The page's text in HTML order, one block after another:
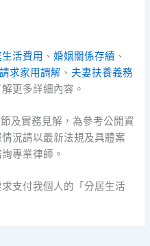
活費用 、婚姻關係存續 、
請求家用調解 、 夫妻扶養義務
解更多詳細內容。
及實務見解，為參考公開資
況請以最新法規及具體案
專業律師。
支付我個人的「分居生活